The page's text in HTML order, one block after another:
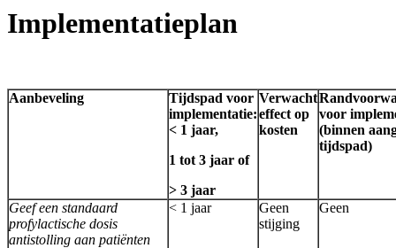
Implementatieplan
Aanbeveling
Tijdspad voor
implementatie:
< 1 jaar,
1 tot 3 jaar of
> 3 jaar
Verwacht
effect op
kosten
voor
(binnen
tijdspad)
Geef een standaard
profylactische dosis
antistolling aan patiënten
< 1 jaar
Geen
stijging
Geen